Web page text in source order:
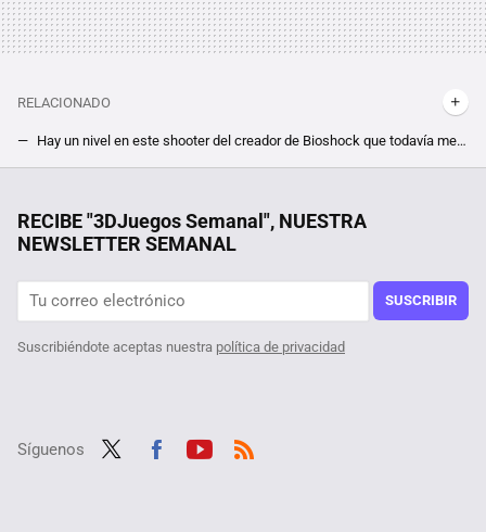
RELACIONADO
Hay un nivel en este shooter del creador de Bioshock que todavía me provoca escalofríos cuando lo recuerdo
Si lo pasaste mal con Amnesia y te aterró Subnautica, lo vas a pasar de miedo con este survival horror
RECIBE "3DJuegos Semanal", NUESTRA
NEWSLETTER SEMANAL
SUSCRIBIR
Suscribiéndote aceptas nuestra política de privacidad
Síguenos